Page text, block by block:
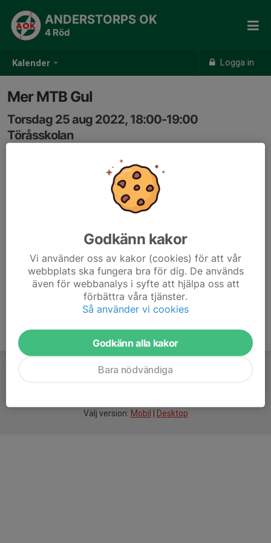
Kalender Logga in
ANDERSTORPS OK
4 Röd
Mer MTB Gul
Torsdag 25 aug 2022, 18:00-19:00
Töråsskolan
Välj version: Mobil Desktop
Godkänn kakor
Vi använder oss av kakor (cookies) för att vår
webbplats ska fungera bra för dig. De används
även för webbanalys i syfte att hjälpa oss att
förbättra våra tjänster.
Så använder vi cookies
Godkänn alla kakor
Bara nödvändiga